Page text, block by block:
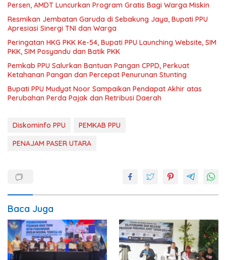
Persen, AMDT Luncurkan Program Gratis Bagi Warga Miskin
Resmikan Jembatan Garuda di Sebakung Jaya, Bupati PPU
Apresiasi Sinergi TNI dan Warga
Peringatan HKG PKK Ke-54, Bupati PPU Launching Website, SIM
PKK, SIM Posyandu dan Batik PKK
Pemkab PPU Salurkan Bantuan Pangan CPPD, Perkuat
Ketahanan Pangan dan Percepat Penurunan Stunting
Bupati PPU Mudyat Noor Sampaikan Pendapat Akhir atas
Perubahan Perda Pajak dan Retribusi Daerah
Diskominfo PPU
PEMKAB PPU
PENAJAM PASER UTARA
Baca Juga